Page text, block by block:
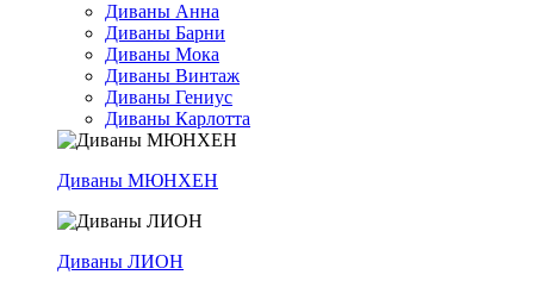
Диваны Анна
Диваны Барни
Диваны Мока
Диваны Винтаж
Диваны Гениус
Диваны Карлотта
Диваны МЮНХЕН
Диваны ЛИОН